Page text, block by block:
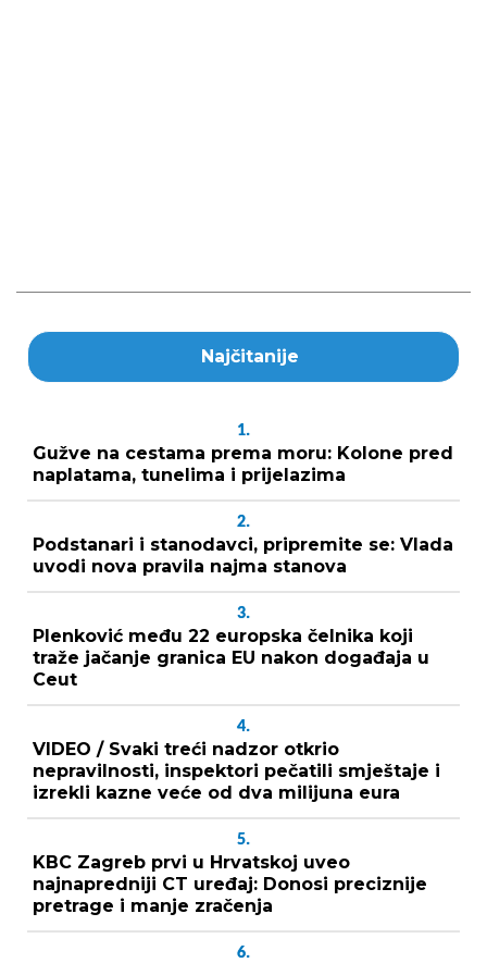
Najčitanije
1.
Gužve na cestama prema moru: Kolone pred
naplatama, tunelima i prijelazima
2.
Podstanari i stanodavci, pripremite se: Vlada
uvodi nova pravila najma stanova
3.
Plenković među 22 europska čelnika koji
traže jačanje granica EU nakon događaja u
Ceut
4.
VIDEO / Svaki treći nadzor otkrio
nepravilnosti, inspektori pečatili smještaje i
izrekli kazne veće od dva milijuna eura
5.
KBC Zagreb prvi u Hrvatskoj uveo
najnapredniji CT uređaj: Donosi preciznije
pretrage i manje zračenja
6.